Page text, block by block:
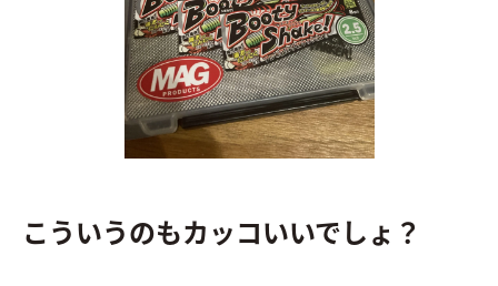
こういうのもカッコいいでしょ？